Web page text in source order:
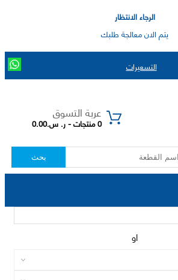
الرجاء الانتظار
يتم الان معالجة طلبك
التسعيرات
عربة التسوق
0 منتجات - ر. س.0.00
بحث
او